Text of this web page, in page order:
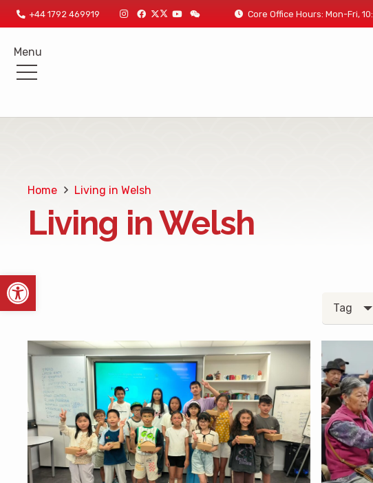
Open toolbar
+44 1792 469919 Core Office Hours: Mon-Fri,
Menu
Home Living in Welsh
Living in Welsh
Tag